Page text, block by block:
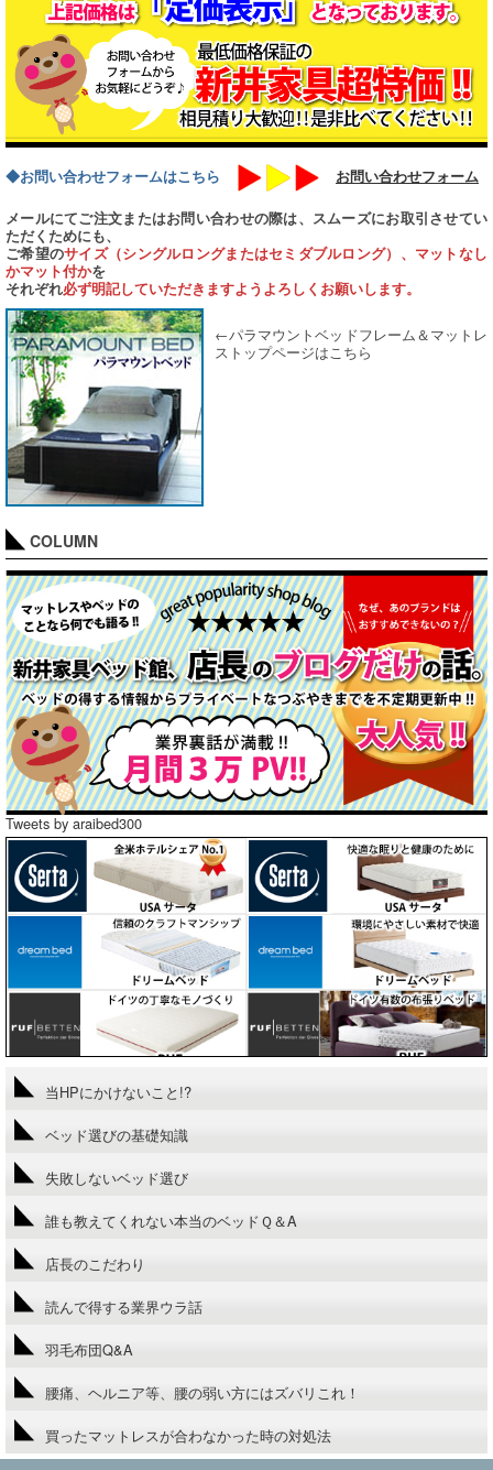
◆お問い合わせフォームはこちら お問い合わせフォーム
メールにてご注文またはお問い合わせの際は、スムーズにお取引させてい
ただくためにも、
ご希望のサイズ（シングルロングまたはセミダブルロング）、マットなし
かマット付かを
それぞれ必ず明記していただきますようよろしくお願いします。
←パラマウントベッドフレーム＆マットレ
ストップページはこちら
COLUMN
Tweets by araibed300
当HPにかけないこと!?
ベッド選びの基礎知識
失敗しないベッド選び
誰も教えてくれない本当のベッドＱ＆A
店長のこだわり
読んで得する業界ウラ話
羽毛布団Q&A
腰痛、ヘルニア等、腰の弱い方にはズバリこれ！
買ったマットレスが合わなかった時の対処法